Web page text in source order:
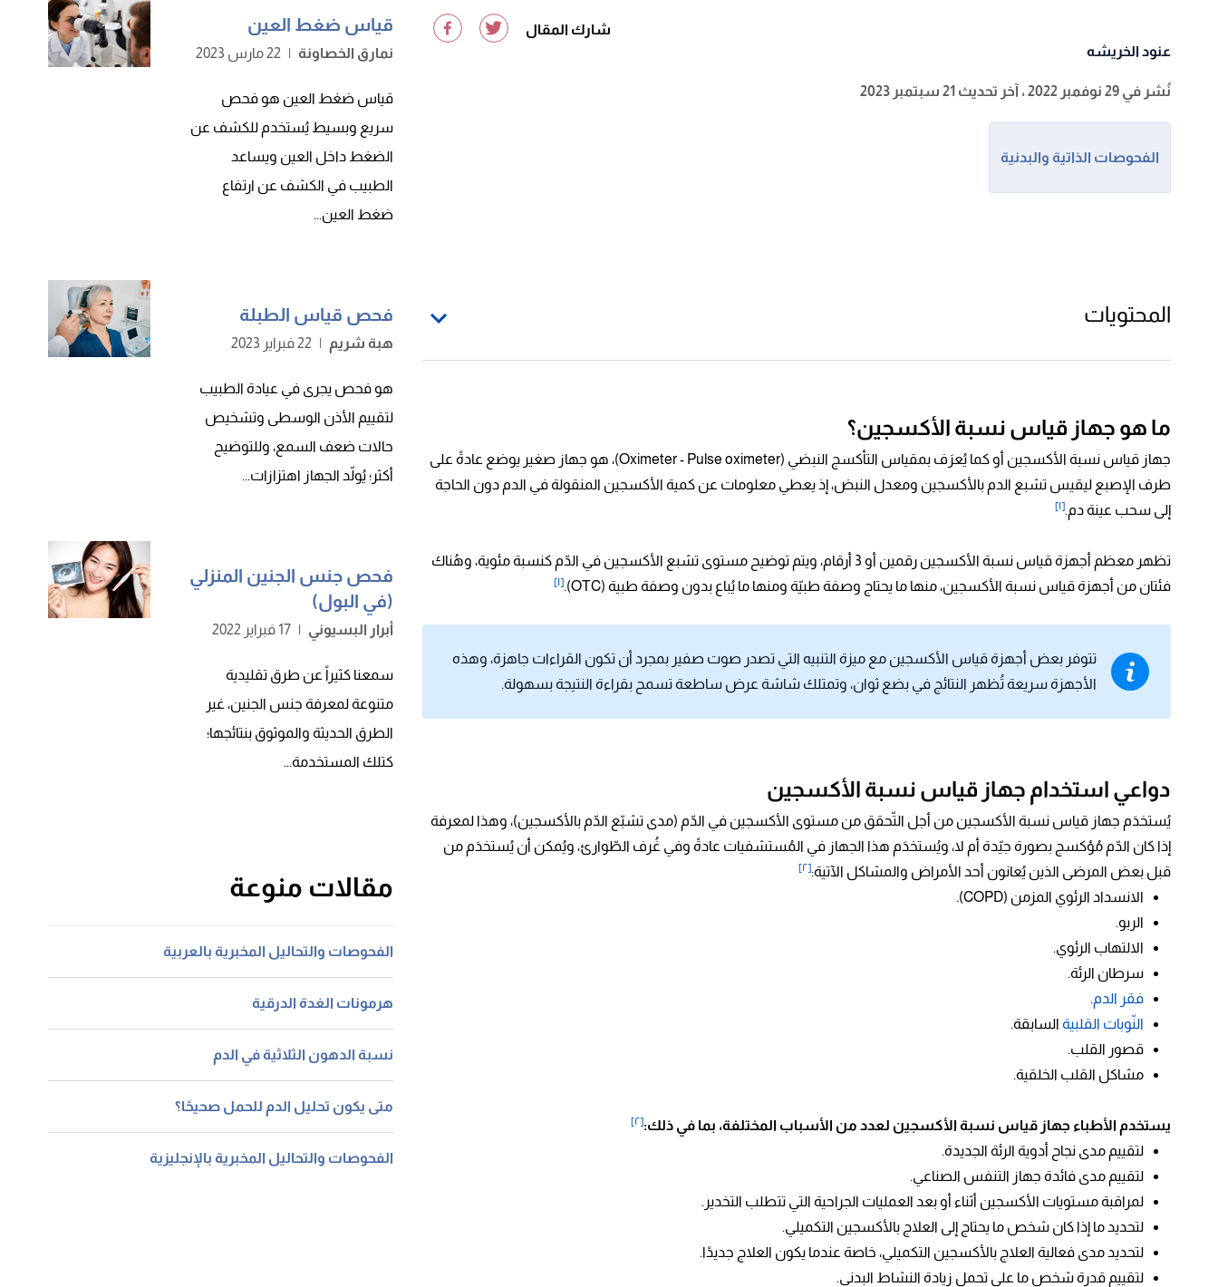
شارك المقال
عنود الخريشه
نُشر في 29 نوفمبر 2022 ، آخر تحديث 21 سبتمبر 2023
الفحوصات الذاتية والبدنية
المحتويات
ما هو جهاز قياس نسبة الأكسجين؟
جهاز قياس نسبة الأكسجين أو كما يُعرَف بمقياس التأكسج النبضي (Oximeter - Pulse oximeter)، هو جهاز صغير يوضع عادةً على
طرف الإصبع ليقيس تشبع الدم بالأكسجين ومعدل النبض، إذ يعطي معلومات عن كمية الأكسجين المنقولة في الدم دون الحاجة
إلى سحب عينة دم.[١]
تظهر معظم أجهزة قياس نسبة الأكسجين رقمين أو 3 أرقام، ويتم توضيح مستوى تشبع الأكسجين في الدّم كنسبة مئوية، وهُناك
فئتان من أجهزة قياس نسبة الأكسجين، منها ما يحتاج وصفة طبيّة ومنها ما يُباع بدون وصفة طبية (OTC).
[١]
تتوفر بعض أجهزة قياس الأكسجين مع ميزة التنبيه التي تصدر صوت صفير بمجرد أن تكون القراءات جاهزة، وهذه
الأجهزة سريعة تُظهر النتائج في بضع ثوان، وتمتلك شاشة عرض ساطعة تسمح بقراءة النتيجة بسهولة.
دواعي استخدام جهاز قياس نسبة الأكسجين
يُستخدَم جهاز قياس نسبة الأكسجين من أجل التّحقق من مستوى الأكسجين في الدّم (مدى تشبّع الدّم بالأكسجين)، وهذا لمعرفة
إذا كان الدّم مُؤكسج بصورة جيّدة أم لا، ويُستخدَم هذا الجهاز في المُستشفيات عادةً وفي غُرف الطّوارئ، ويُمكن أن يُستخدَم من
قبل بعض المرضى الذين يُعانون أحد الأمراض والمشاكل الآتية:[٢]
الانسداد الرئوي المزمن (COPD).
الربو.
الالتهاب الرئوي.
سرطان الرئة.
فقر الدم.
النّوبات القلبية السابقة.
قصور القلب.
مشاكل القلب الخلقية.
يستخدم الأطباء جهاز قياس نسبة الأكسجين لعدد من الأسباب المختلفة، بما في ذلك:[٢]
لتقييم مدى نجاح أدوية الرئة الجديدة.
لتقييم مدى فائدة جهاز التنفس الصناعي.
لمراقبة مستويات الأكسجين أثناء أو بعد العمليات الجراحية التي تتطلب التخدير.
لتحديد ما إذا كان شخص ما يحتاج إلى العلاج بالأكسجين التكميلي.
لتحديد مدى فعالية العلاج بالأكسجين التكميلي، خاصة عندما يكون العلاج جديدًا.
لتقييم قدرة شخص ما على تحمل زيادة النشاط البدني.
قياس ضغط العين
نمارق الخصاونة | 22 مارس 2023
قياس ضغط العين هو فحص
سريع وبسيط يُستخدم للكشف عن
الضغط داخل العين ويساعد
الطبيب في الكشف عن ارتفاع
ضغط العين...
فحص قياس الطبلة
هبة شريم | 22 فبراير 2023
هو فحص يجرى في عيادة الطبيب
لتقييم الأذن الوسطى وتشخيص
حالات ضعف السمع، وللتوضيح
أكثر؛ يُولّد الجهاز اهتزازات...
فحص جنس الجنين المنزلي
(في البول)
أبرار البسيوني | 17 فبراير 2022
سمعنا كثيراً عن طرق تقليدية
متنوعة لمعرفة جنس الجنين، غير
الطرق الحديثة والموثوق بنتائجها؛
كتلك المستخدمة...
مقالات منوعة
الفحوصات والتحاليل المخبرية بالعربية
هرمونات الغدة الدرقية
نسبة الدهون الثلاثية في الدم
متى يكون تحليل الدم للحمل صحيحًا؟
الفحوصات والتحاليل المخبرية بالإنجليزية